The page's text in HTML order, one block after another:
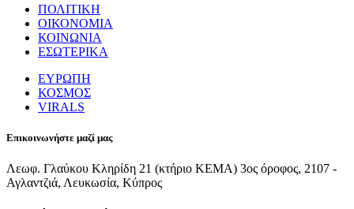
ΠΟΛΙΤΙΚΗ
ΟΙΚΟΝΟΜΙΑ
ΚΟΙΝΩΝΙΑ
ΕΣΩΤΕΡΙΚΑ
ΕΥΡΩΠΗ
ΚΟΣΜΟΣ
VIRALS
Επικοινωνήστε μαζί μας
Λεωφ. Γλαύκου Κληρίδη 21 (κτήριο ΚΕΜΑ) 3ος όροφος, 2107 -
Αγλαντζιά, Λευκωσία, Κύπρος